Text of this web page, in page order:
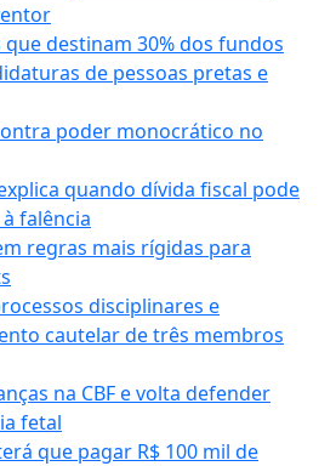
que destinam 30% dos fundos
de pessoas pretas e
poder monocrático no
quando dívida fiscal pode
falência
regras mais rígidas para
disciplinares e
cautelar de três membros
na CBF e volta defender
fetal
que pagar R$ 100 mil de